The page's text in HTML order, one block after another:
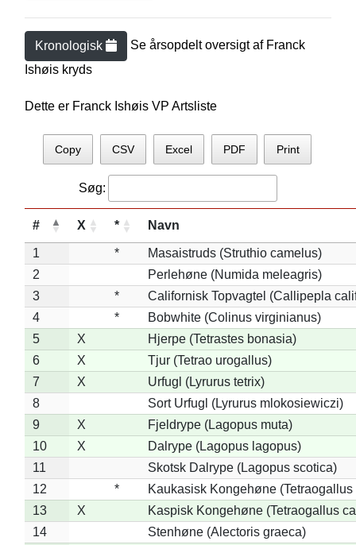
Kronologisk Se årsopdelt oversigt af Franck
Ishøis kryds
Dette er Franck Ishøis VP Artsliste
Copy CSV Excel PDF Print
Søg:
# X * Navn
1 *
Masaistruds (Struthio camelus)
2
Perlehøne (Numida meleagris)
3
*
Californisk Topvagtel (Callipepla
4
*
Bobwhite (Colinus virginianus)
5
X
Hjerpe (Tetrastes bonasia)
6
X
Tjur (Tetrao urogallus)
7
X
Urfugl (Lyrurus tetrix)
8
Sort Urfugl (Lyrurus mlokosiewiczi)
9
X
Fjeldrype (Lagopus muta)
10
X
Dalrype (Lagopus lagopus)
11
Skotsk Dalrype (Lagopus scotica)
12
*
Kaukasisk Kongehøne
13
X
Kaspisk Kongehøne (Tetraogallus
14
Stenhøne (Alectoris graeca)